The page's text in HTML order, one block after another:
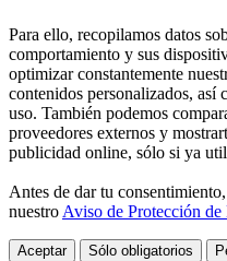
Para ello, recopilamos datos
comportamiento y sus
optimizar constantemente
contenidos personalizados, así
uso. También podemos
proveedores externos y
publicidad online, sólo si ya
Antes de dar tu
nuestro Aviso de Protección de
Aceptar Sólo obligatorios